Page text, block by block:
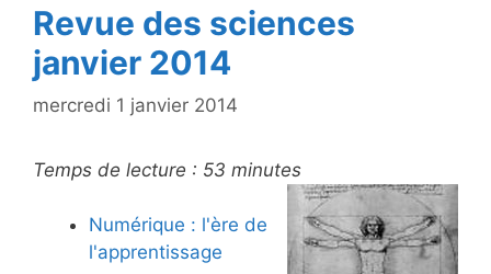
Revue des sciences
janvier 2014
mercredi 1 janvier 2014
Temps de lecture : 53 minutes
Numérique : l'ère de
l'apprentissage